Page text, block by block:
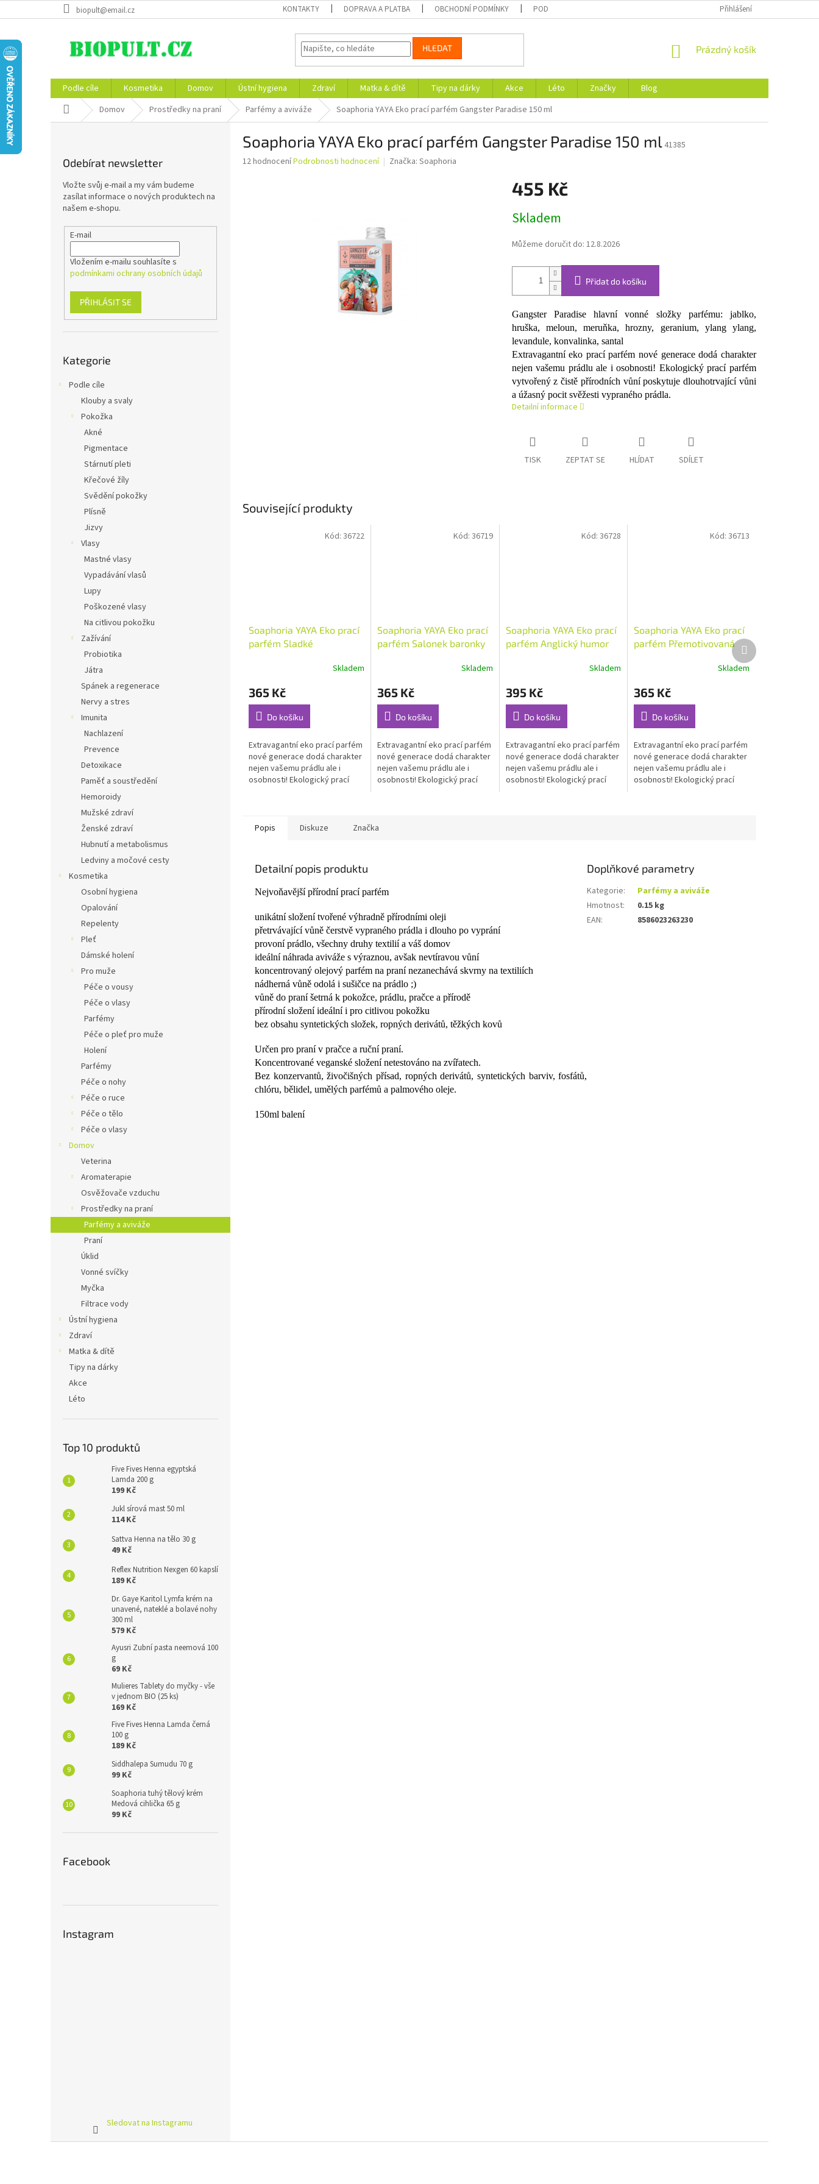
na
biopult@email.cz KONTAKTY DOPRAVA A PLATBA OBCHODNÍ PODMÍNKY PODMÍNKY OCHRANY OSOBNÍCH ÚDAJŮ Přihlášení
HLEDAT
NÁKUPNÍ
Prázdný košík
Podle cíle Kosmetika Domov Ústní hygiena Zdraví Matka & dítě Tipy na dárky Akce Léto Značky
Blog
Domů Domov Prostředky na praní Parfémy a aviváže Soaphoria YAYA Eko prací parfém Gangster Paradise 150 ml
Odebírat newsletter
Vložte svůj e-mail a my vám budeme
zasílat informace o nových produktech na
našem e-shopu.
E-mail
Vložením e-mailu souhlasíte s
podmínkami ochrany osobních údajů
PŘIHLÁSIT SE
kategorie
Kategorie
Podle cíle
Klouby a svaly
Pokožka
Akné
Pigmentace
Stárnutí pleti
Křečové žíly
Svědění pokožky
Plísně
Jizvy
Vlasy
Mastné vlasy
Vypadávání vlasů
Lupy
Poškozené vlasy
Na citlivou pokožku
Zažívání
Probiotika
Játra
Spánek a regenerace
Nervy a stres
Imunita
Nachlazení
Prevence
Detoxikace
Paměť a soustředění
Hemoroidy
Mužské zdraví
Ženské zdraví
Hubnutí a metabolismus
Ledviny a močové cesty
Kosmetika
Osobní hygiena
Opalování
Repelenty
Pleť
Dámské holení
Pro muže
Péče o vousy
Péče o vlasy
Parfémy
Péče o pleť pro muže
Holení
Parfémy
Péče o nohy
Péče o ruce
Péče o tělo
Péče o vlasy
Domov
Veterina
Aromaterapie
Osvěžovače vzduchu
Prostředky na praní
Parfémy a aviváže
Praní
Úklid
Vonné svíčky
Myčka
Filtrace vody
Ústní hygiena
Zdraví
Matka & dítě
Tipy na dárky
Akce
Léto
Top 10 produktů
Five Fives Henna egyptská
Lamda 200 g
199 Kč
Jukl sírová mast 50 ml
114 Kč
Sattva Henna na tělo 30 g
49 Kč
Reflex Nutrition Nexgen 60 kapslí
189 Kč
Dr. Gaye Karitol Lymfa krém na
unavené, nateklé a bolavé nohy
300 ml
579 Kč
Ayusri Zubní pasta neemová 100
g
69 Kč
Mulieres Tablety do myčky - vše
v jednom BIO (25 ks)
169 Kč
Five Fives Henna Lamda černá
100 g
189 Kč
Siddhalepa Sumudu 70 g
99 Kč
Soaphoria tuhý tělový krém
Medová cihlička 65 g
99 Kč
Facebook
Instagram
Sledovat na Instagramu
Soaphoria YAYA Eko prací parfém Gangster Paradise 150 ml 41385
Průměrné
12 hodnoceníPodrobnosti hodnocení Značka: Soaphoria
455 Kč
cena:
Skladem
Můžeme doručit do: 12.8.2026
Přidat do košíku
Gangster Paradise hlavní vonné složky parfému: jablko,
hruška, meloun, meruňka, hrozny, geranium, ylang ylang,
levandule, konvalinka, santal
Extravagantní eko prací parfém nové generace dodá charakter
nejen vašemu prádlu ale i osobnosti! Ekologický prací parfém
vytvořený z čistě přírodních vůní poskytuje dlouhotrvající vůni
a úžasný pocit svěžesti vypraného prádla.
Detailní informace
TISK ZEPTAT SE HLÍDAT SDÍLET
Související produkty
Soaphoria YAYA Eko prací
parfém Sladké
produktu
je
4,9
z
5
hvězdiček.
Skladem
365 Kč
Do košíku
Extravagantní eko prací parfém
nové generace dodá charakter
nejen vašemu prádlu ale i
osobnosti! Ekologický prací
Kód: 36722
Soaphoria YAYA Eko prací
parfém Salonek baronky
produktu
je
5,0
z
5
hvězdiček.
Skladem
365 Kč
Do košíku
Extravagantní eko prací parfém
nové generace dodá charakter
nejen vašemu prádlu ale i
osobnosti! Ekologický prací
Kód: 36719
Soaphoria YAYA Eko prací
parfém Anglický humor
produktu
je
4,6
z
5
hvězdiček.
Skladem
395 Kč
Do košíku
Extravagantní eko prací parfém
nové generace dodá charakter
nejen vašemu prádlu ale i
osobnosti! Ekologický prací
Kód:36728
Soaphoria YAYA Eko prací
parfém Přemotivovaná
produktu
je
4,6
z
5
hvězdiček.
Skladem
365 Kč
Do košíku
Extravagantní eko prací parfém
nové generace dodá charakter
nejen vašemu prádlu ale i
osobnosti! Ekologický prací
Kód: 36713
Další
produkt
Popis Diskuze Značka
Detailní popis produktu
Nejvoňavější přírodní prací parfém
unikátní složení tvořené výhradně přírodními oleji
přetrvávající vůně čerstvě vypraného prádla i dlouho po vyprání
provoní prádlo, všechny druhy textilií a váš domov
ideální náhrada aviváže s výraznou, avšak nevtíravou vůní
koncentrovaný olejový parfém na praní nezanechává skvrny na textiliích
nádherná vůně odolá i sušičce na prádlo ;)
vůně do praní šetrná k pokožce, prádlu, pračce a přírodě
přírodní složení ideální i pro citlivou pokožku
bez obsahu syntetických složek, ropných derivátů, těžkých kovů
Určen pro praní v pračce a ruční praní.
Koncentrované veganské složení netestováno na zvířatech.
Bez konzervantů, živočišných přísad, ropných derivátů, syntetických barviv, fosfátů,
chlóru, bělidel, umělých parfémů a palmového oleje.
150ml balení
Doplňkové parametry
Kategorie:
Parfémy a aviváže
Hmotnost:
0.15 kg
EAN: 8586023263230